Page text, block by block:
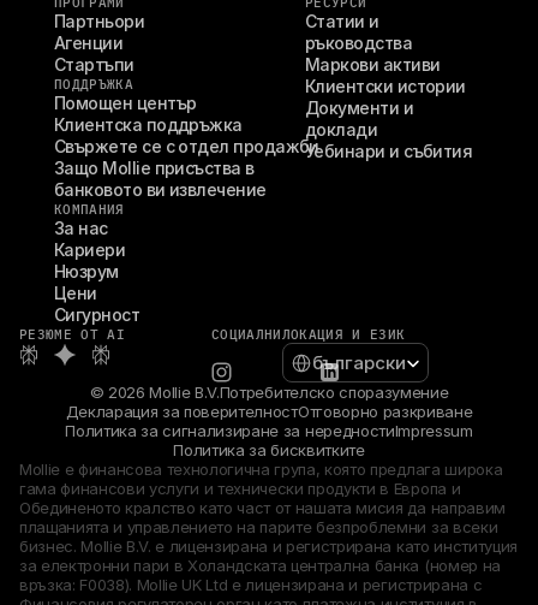
Партньори
Агенции
Стартъпи
ПОДДРЪЖКА
Помощен център
Клиентска поддръжка
Свържете се с отдел продажби
Защо Mollie присъства в
банковото ви извлечение
КОМПАНИЯ
За нас
Кариери
Нюзрум
Цени
Сигурност
Статии и
ръководства
Маркови активи
Клиентски истории
Документи и
доклади
Уебинари и събития
РЕЗЮМЕ ОТ AI СОЦИАЛНИЛОКАЦИЯ И ЕЗИК
Select Language
български
© 2026 Mollie B.V.Потребителско споразумение
Декларация за поверителностОтговорно разкриване
Политика за сигнализиране за нередностиImpressum
Политика за бисквитките
Mollie е финансова технологична група, която предлага широка
гама финансови услуги и технически продукти в Европа и
Обединеното кралство като част от нашата мисия да направим
плащанията и управлението на парите безпроблемни за всеки
бизнес. Mollie B.V. е лицензирана и регистрирана като институция
за електронни пари в Холандската централна банка (номер на
връзка: F0038). Mollie UK Ltd е лицензирана и регистрирана с